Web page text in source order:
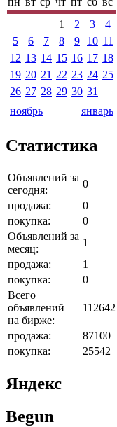
1
2 3
4
5
6 7 8 9 10 11
12 13 14 15 16 17 18
19 20 21 22 23 24 25
26 27 28 29 30 31
ноябрь
январь
Статистика
Объявлений за
сегодня:
0
продажа:
0
покупка:
0
Объявлений за
месяц:
1
продажа:
1
покупка:
0
Всего
объявлений
на бирже:
112642
продажа:
87100
покупка:
25542
Яндекс
Begun